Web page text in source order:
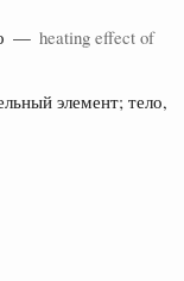
— heating effect of
элемент; тело,